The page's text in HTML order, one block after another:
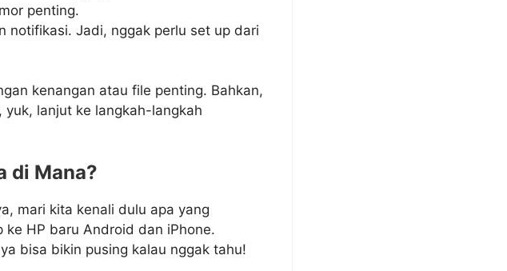
penting.
notifikasi. Jadi, nggak perlu set up dari
kenangan atau file penting. Bahkan,
lanjut ke langkah-langkah
di Mana?
mari kita kenali dulu apa yang
HP baru Android dan iPhone.
bisa bikin pusing kalau nggak tahu!